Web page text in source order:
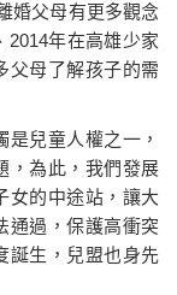
婚父母有更多觀念
2014年在高雄少家
父母了解孩子的需
兒童人權之一，
，為此，我們發展
女的中途站，讓大
通過，保護高衝突
誕生，兒盟也身先